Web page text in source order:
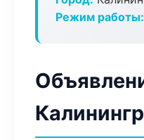
Режим работы: